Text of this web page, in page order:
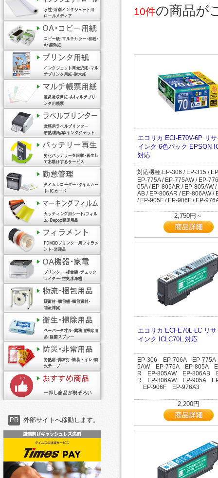
PR 外部サイトへ移動します。
10件の商品が
エコリカ ECI-E70V-6P リ
インク 6色パック EPSON
対応
対応機種:EP-306 / EP-315 /
EP-775A / EP-775AW / EP-
05A / EP-805AR / EP-805AW
AB / EP-806AR / EP-806AW /
/ EP-905F / EP-906F / EP-
2,750円～
エコリカ ECI-E70L-LC リ
インク ICLC70L 対応
EP-306 EP-706A EP-
5AW EP-776A EP-805A
R EP-805AW EP-806AB
R EP-806AW EP-905A
EP-906F EP-976A3
2,200円